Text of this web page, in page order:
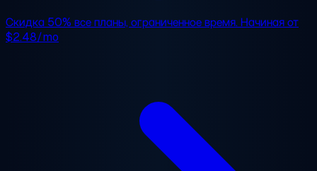
Скидка 50% все планы, ограниченное время. Начиная от
$2.48/mo